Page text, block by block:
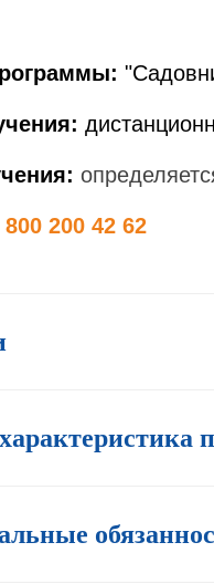
800 200 42 62